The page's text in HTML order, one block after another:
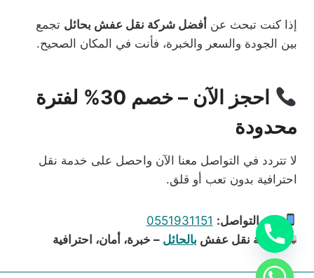
إذا كنت تبحث عن أفضل شركة نقل عفش بحائل تجمع
بين الجودة والسعر والخبرة، فأنت في المكان الصحيح.
احجز الآن – خصم 30% لفترة
محدودة
لا تتردد في التواصل معنا الآن واحصل على خدمة نقل
احترافية بدون تعب أو قلق.
رقم التواصل: 0551931151
شركة نقل عفش بالحائل – خبرة، أمان، احترافية
chaty